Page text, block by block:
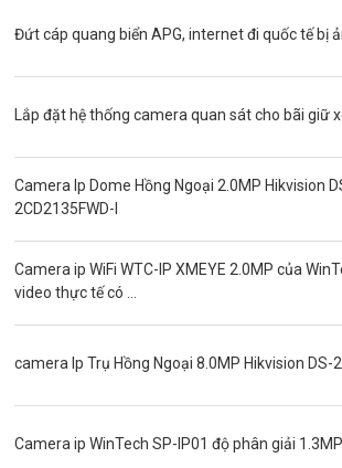
Phụ kiện camera
Độ phân giải 3.0MP
Camera CVI WinTech
Camera ngụy trang
Đầu ghi camera ip
Đứt cáp quang biển APG, internet đi quốc tế bị
Lắp đặt hệ thống camera quan sát cho bãi giữ
Camera Ip Dome Hồng Ngoại 2.0MP Hikvision
2CD2135FWD-I
Camera ip WiFi WTC-IP XMEYE 2.0MP của
video thực tế có ...
camera Ip Trụ Hồng Ngoại 8.0MP Hikvision DS-
Camera ip WinTech SP-IP01 độ phân giải 1.3MP